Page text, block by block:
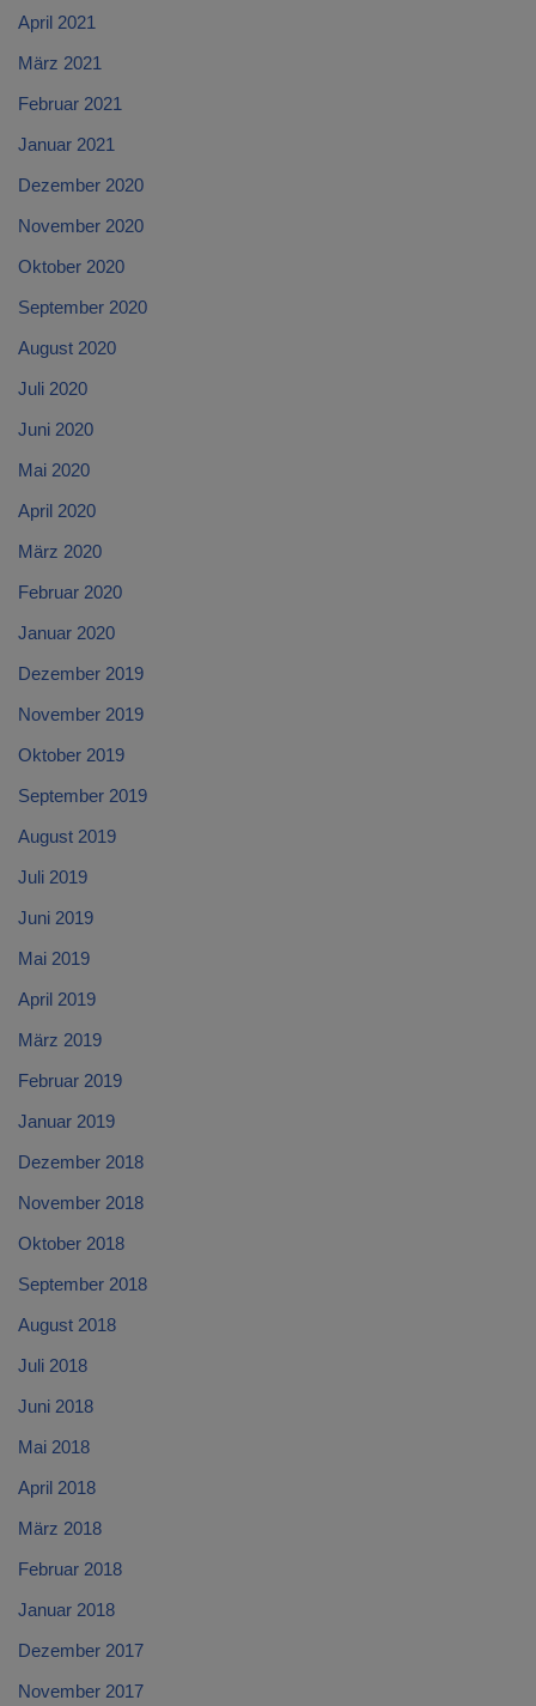
April 2021
März 2021
Februar 2021
Januar 2021
Dezember 2020
November 2020
Oktober 2020
September 2020
August 2020
Juli 2020
Juni 2020
Mai 2020
April 2020
März 2020
Februar 2020
Januar 2020
Dezember 2019
November 2019
Oktober 2019
September 2019
August 2019
Juli 2019
Juni 2019
Mai 2019
April 2019
März 2019
Februar 2019
Januar 2019
Dezember 2018
November 2018
Oktober 2018
September 2018
August 2018
Juli 2018
Juni 2018
Mai 2018
April 2018
März 2018
Februar 2018
Januar 2018
Dezember 2017
November 2017